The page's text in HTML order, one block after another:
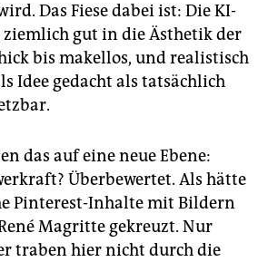
Das Fiese dabei ist: Die KI-
gut in die Ästhetik der
bis makellos, und realistisch
Idee gedacht als tatsächlich
das auf eine neue Ebene:
Überbewertet. Als hätte
Pinterest-Inhalte mit Bildern
Magritte gekreuzt. Nur
traben hier nicht durch die